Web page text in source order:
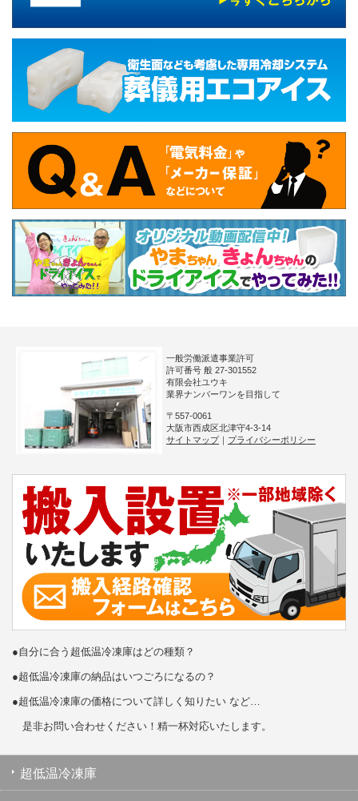
一般労働派遣事業許可
許可番号 般 27-301552
有限会社ユウキ
業界ナンバーワンを目指して
〒557-0061
大阪市西成区北津守4-3-14
サイトマップ
プライバシーポリシー
●自分に合う超低温冷凍庫はどの種類？
●超低温冷凍庫の納品はいつごろになるの？
●超低温冷凍庫の価格について詳しく知りたい など…
是非お問い合わせください！精一杯対応いたします。
超低温冷凍庫